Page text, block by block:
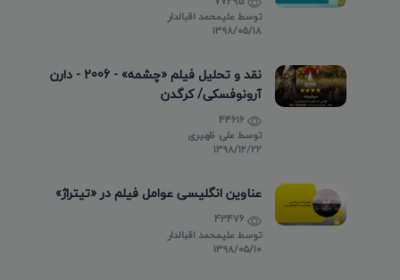
توسطعلیمحمد اقبالدار
۱۳۹۸/۰۵/۱۸
نقد و تحلیل فیلم «چشمه» - 2006 - دارن
آرونوفسکی/ کرگدن
توسطعلی ظهیری
۱۳۹۸/۱۲/۲۲
عناوین انگلیسی عوامل فیلم در «تیتراژ»
توسطعلیمحمد اقبالدار
۱۳۹۸/۰۵/۱۰